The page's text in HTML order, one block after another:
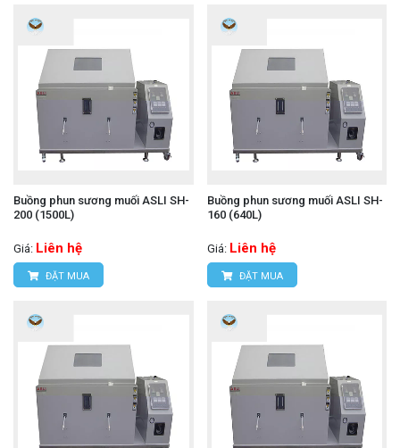
Buồng phun sương muối ASLI SH-
200 (1500L)
Giá: Liên hệ
ĐẶT MUA
Buồng phun sương muối ASLI SH-
160 (640L)
Giá: Liên hệ
ĐẶT MUA